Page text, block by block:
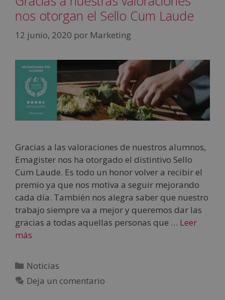
nos otorgan el Sello Cum Laude
12 junio, 2020 por Marketing
Gracias a las valoraciones de nuestros alumnos,
Emagister nos ha otorgado el distintivo Sello
Cum Laude. Es todo un honor volver a recibir el
premio ya que nos motiva a seguir mejorando
cada día. También nos alegra saber que nuestro
trabajo siempre va a mejor y queremos dar las
gracias a todas aquellas personas que … Leer
más
Noticias
Deja un comentario